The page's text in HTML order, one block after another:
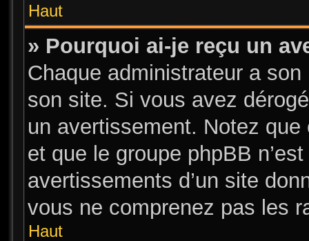
Haut
» Pourquoi ai-je reçu un
Chaque administrateur a
son site. Si vous avez
un avertissement. Notez que
et que le groupe phpBB
avertissements d’un site
vous ne comprenez pas les
Haut